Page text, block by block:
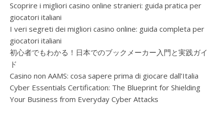
Scoprire i migliori casino online stranieri: guida pratica per
giocatori italiani
I veri segreti dei migliori casino online: guida completa per
giocatori italiani
初心者でもわかる！日本でのブックメーカー入門と実践ガイ
ド
Casino non AAMS: cosa sapere prima di giocare dall’Italia
Cyber Essentials Certification: The Blueprint for Shielding
Your Business from Everyday Cyber Attacks